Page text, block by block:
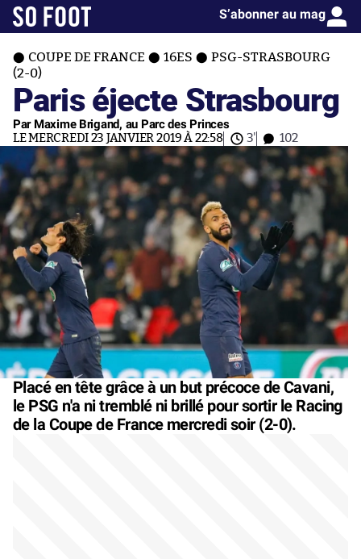
S’abonner au mag
COUPE DE FRANCE 16ES
PSG-STRASBOURG
(2-0)
Paris éjecte Strasbourg
Par Maxime Brigand, au Parc des Princes
LE MERCREDI 23 JANVIER 2019 À 22:58 3' 102
Placé en tête grâce à un but précoce de Cavani,
le PSG n'a ni tremblé ni brillé pour sortir le Racing
de la Coupe de France mercredi soir (2-0).